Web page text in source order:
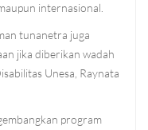
internasional.
tunanetra juga
jika diberikan wadah
Unesa, Raynata
program